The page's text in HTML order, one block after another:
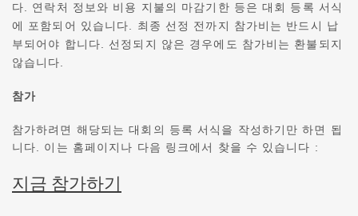
다. 연락처 정보와 비용 지불의 마감기한 등은 대회 등록 서식
에 포함되어 있습니다. 최종 선정 전까지 참가비는 반드시 납
부되어야 합니다. 선정되지 않은 경우에도 참가비는 환불되지
않습니다.
참가
참가하려면 해당되는 대회의 등록 서식을 작성하기만 하면 됩
니다. 이는 홈페이지나 다음 링크에서 찾을 수 있습니다 :
지금 참가하기